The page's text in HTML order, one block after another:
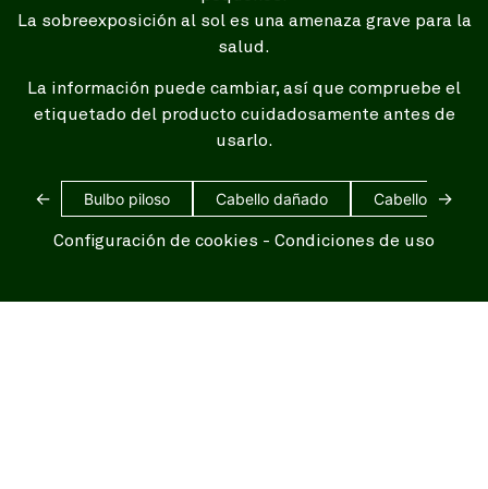
La sobreexposición al sol es una amenaza grave para la
salud.
La información puede cambiar, así que compruebe el
etiquetado del producto cuidadosamente antes de
usarlo.
← Bulbo piloso Cabello dañado Cabello blanco
→
Configuración de cookies - Condiciones de uso